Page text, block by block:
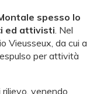
spesso lo
ed attivisti . Nel
Vieusseux, da cui a
per attività
venendo